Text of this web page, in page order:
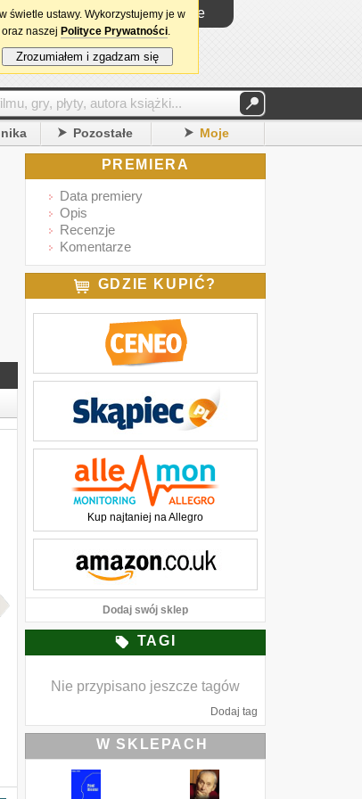
Logowanie
Pozostałe Moje
PREMIERA
Data premiery
Opis
Recenzje
Komentarze
GDZIE KUPIĆ?
Kup najtaniej na Allegro
Dodaj swój sklep
TAGI
Nie przypisano jeszcze tagów
Dodaj tag
W SKLEPACH
świetle ustawy. Wykorzystujemy je w
oraz naszej Polityce Prywatności.
Zrozumiałem i zgadzam się